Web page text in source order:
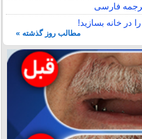
فارسی
در خانه بسازید!
مطالب روز گذشته »